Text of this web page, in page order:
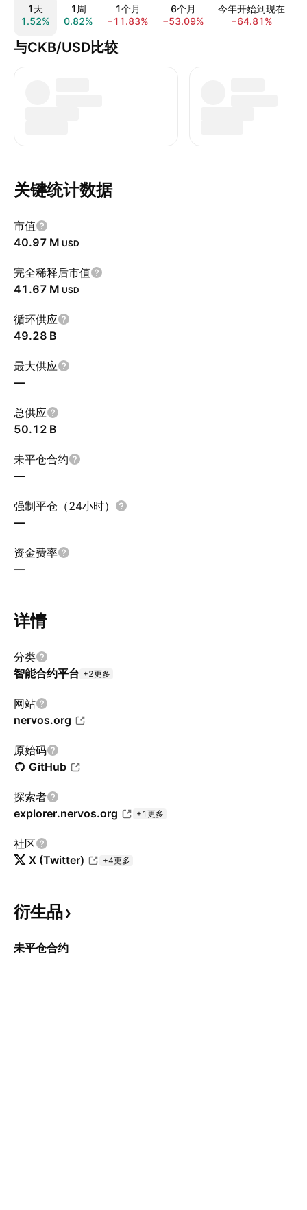
1天
1.52%
1周
0.82%
1个月
−11.83%
6个月
−53.09%
今年开始到现在
−64.81%
与CKB/USD比较
关键统计数据
市值
‪40.97 M‬ USD
完全稀释后市值
‪41.67 M‬ USD
循环供应
‪49.28 B‬
最大供应
—
总供应
‪50.12 B‬
未平仓合约
—
强制平仓（24小时）
—
资金费率
—
详情
分类
智能合约平台 +2更多
网站
nervos.org
原始码
GitHub
探索者
explorer.nervos.org
+1更多
社区
X (Twitter)
+4更多
衍生品
未平仓合约